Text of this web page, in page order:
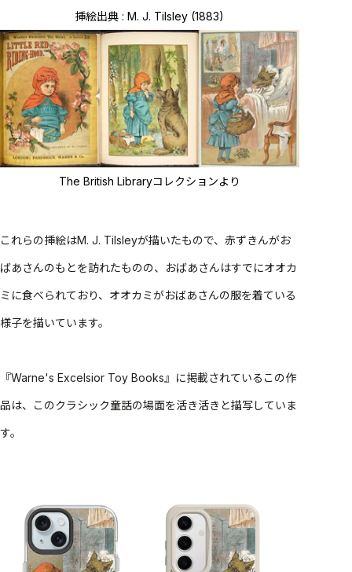
挿絵出典 : M. J. Tilsley (1883)
The British Libraryコレクションより
これらの挿絵はM. J. Tilsleyが描いたもので、赤ずきんがお
ばあさんのもとを訪れたものの、おばあさんはすでにオオカ
ミに食べられており、オオカミがおばあさんの服を着ている
様子を描いています。
『Warne's Excelsior Toy Books』に掲載されているこの作
品は、このクラシック童話の場面を活き活きと描写していま
す。